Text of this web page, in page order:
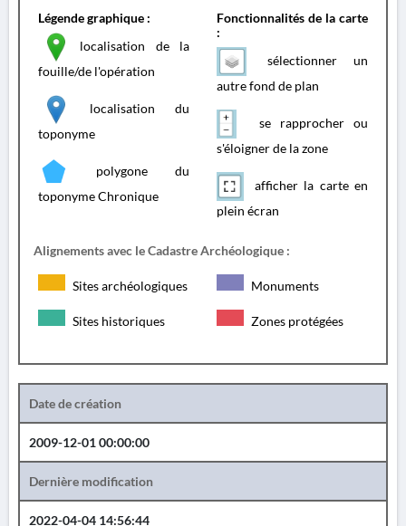
Légende graphique :
localisation de la
fouille/de l'opération
localisation du
toponyme
polygone du
toponyme Chronique
Fonctionnalités de la carte
:
sélectionner un
autre fond de plan
se rapprocher ou
s'éloigner de la zone
afficher la carte en
plein écran
Alignements avec le Cadastre Archéologique :
Sites archéologiques Monuments
Sites historiques Zones protégées
Date de création
2009-12-01 00:00:00
Dernière modification
2022-04-04 14:56:44